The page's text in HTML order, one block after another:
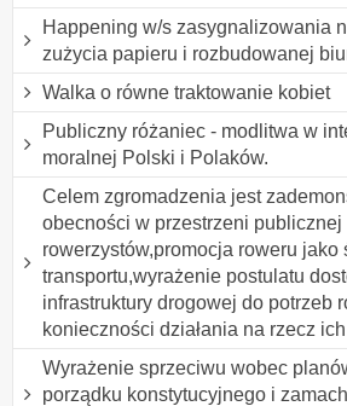
Happening w/s zasygnalizowania
zużycia papieru i rozbudowanej
Walka o równe traktowanie kobiet
Publiczny różaniec - modlitwa w
moralnej Polski i Polaków.
Celem zgromadzenia jest
obecności w przestrzeni publicznej
rowerzystów,promocja roweru jako
transportu,wyrażenie postulatu
infrastruktury drogowej do potrzeb
konieczności działania na rzecz
Wyrażenie sprzeciwu wobec
porządku konstytucyjnego i